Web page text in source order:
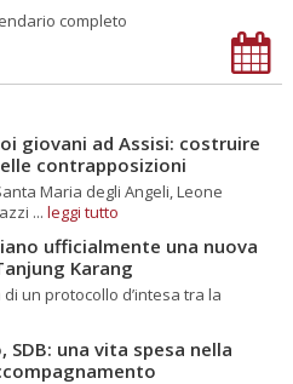
completo
giovani ad Assisi: costruire
contrapposizioni
Maria degli Angeli, Leone
... leggi tutto
ufficialmente una nuova
Karang
di un protocollo d’intesa tra la
SDB: una vita spesa nella